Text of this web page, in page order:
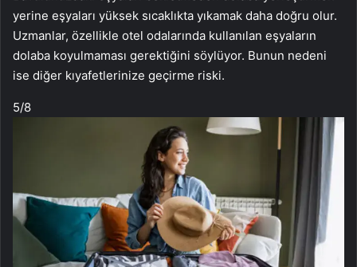
yerine eşyaları yüksek sıcaklıkta yıkamak daha doğru olur.
Uzmanlar, özellikle otel odalarında kullanılan eşyaların
dolaba koyulmaması gerektiğini söylüyor. Bunun nedeni
ise diğer kıyafetlerinize geçirme riski.
5/8